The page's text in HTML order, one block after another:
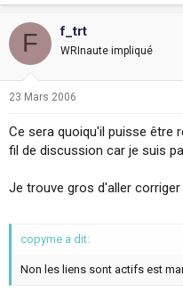
F f_trt
WRInaute impliqué
23 Mars 2006
Ce sera quoiqu'il puisse être
fil de discussion car je suis
Je trouve gros d'aller
copyme a dit:
Non les liens sont actifs est